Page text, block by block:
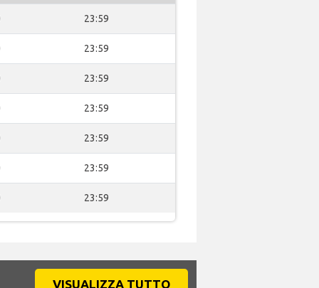
23:59
23:59
23:59
23:59
23:59
23:59
23:59
VISUALIZZA TUTTO